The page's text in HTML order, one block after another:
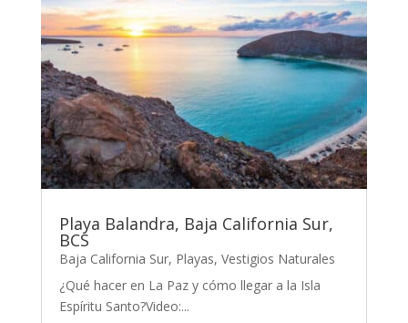
Playa Balandra, Baja California Sur,
BCS
Baja California Sur, Playas, Vestigios Naturales
¿Qué hacer en La Paz y cómo llegar a la Isla
Espíritu Santo?Video:...